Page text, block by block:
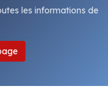
les informations de